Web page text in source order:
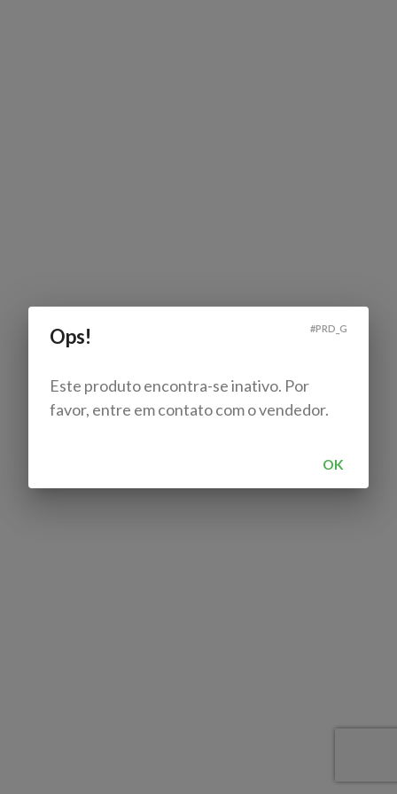
Ops! #PRD_G
Este produto encontra-se inativo. Por
favor, entre em contato com o vendedor.
OK